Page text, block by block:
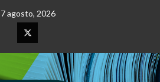
7 agosto, 2026
Elemento
del